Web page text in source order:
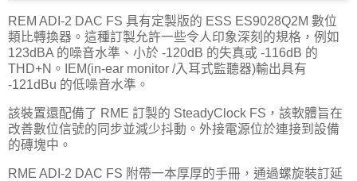
REM ADI-2 DAC FS 具有定製版的 ESS ES9028Q2M 數位
類比轉換器。這種訂製允許一些令人印象深刻的規格，例如
123dBA 的噪音水準、小於 -120dB 的失真或 -116dB 的
THD+N。IEM(in-ear monitor /入耳式監聽器)輸出具有
-121dBu 的低噪音水準。
該裝置還配備了 RME 訂製的 SteadyClock FS，該軟體旨在
改善數位信號的同步並減少抖動。外接電源位於連接到設備
的磚塊中。
RME ADI-2 DAC FS 附帶一本厚厚的手冊，通過螺旋裝訂延